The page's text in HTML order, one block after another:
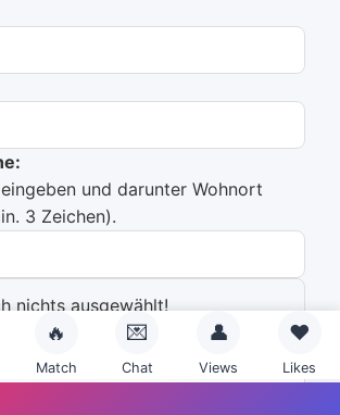
und darunter Wohnort
3 Zeichen).
nichts ausgewählt!
🔥
Match
💌
Chat
👤
Views
❤️
Likes